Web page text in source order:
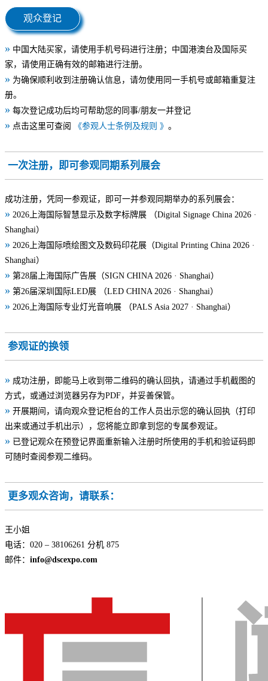
观众登记
» 中国大陆买家，请使用手机号码进行注册；中国港澳台及国际买
家，请使用正确有效的邮箱进行注册。
» 为确保顺利收到注册确认信息，请勿使用同一手机号或邮箱重复注
册。
» 每次登记成功后均可帮助您的同事/朋友一并登记
» 点击这里可查阅 《参观人士条例及规则 》 。
一次注册，即可参观同期系列展会
成功注册，凭同一参观证，即可一并参观同期举办的系列展会：
» 2026上海国际智慧显示及数字标牌展 （Digital Signage China 2026 ·
Shanghai）
» 2026上海国际喷绘图文及数码印花展（Digital Printing China 2026 ·
Shanghai）
» 第28届上海国际广告展（SIGN CHINA 2026 · Shanghai）
» 第26届深圳国际LED展 （LED CHINA 2026 · Shanghai）
» 2026上海国际专业灯光音响展 （PALS Asia 2027 · Shanghai）
参观证的换领
» 成功注册，即能马上收到带二维码的确认回执，请通过手机截图的
方式，或通过浏览器另存为PDF，并妥善保管。
» 开展期间，请向观众登记柜台的工作人员出示您的确认回执（打印
出来或通过手机出示），您将能立即拿到您的专属参观证。
» 已登记观众在预登记界面重新输入注册时所使用的手机和验证码即
可随时查阅参观二维码。
更多观众咨询，请联系：
王小姐
电话：020 – 38106261 分机 875
邮件： info@dscexpo.com